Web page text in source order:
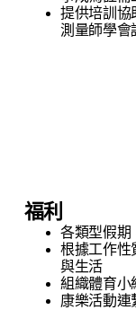
提供培訓協
測量師學會
福利
各類型假期
根據工作性
與生活
組織體育小
康樂活動連